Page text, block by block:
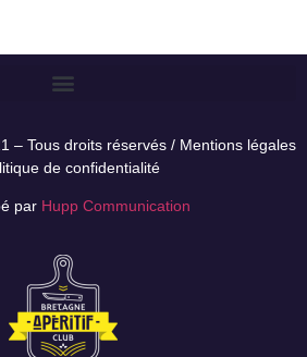
– Tous droits réservés / Mentions légales
de confidentialité
par Hupp Communication